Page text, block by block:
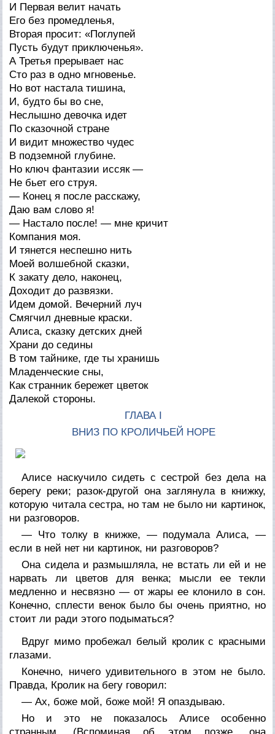
И Первая велит начать
Его без промедленья,
Вторая просит: «Поглупей
Пусть будут приключенья».
А Третья прерывает нас
Сто раз в одно мгновенье.
Но вот настала тишина,
И, будто бы во сне,
Неслышно девочка идет
По сказочной стране
И видит множество чудес
В подземной глубине.
Но ключ фантазии иссяк —
Не бьет его струя.
— Конец я после расскажу,
Даю вам слово я!
— Настало после! — мне кричит
Компания моя.
И тянется неспешно нить
Моей волшебной сказки,
К закату дело, наконец,
Доходит до развязки.
Идем домой. Вечерний луч
Смягчил дневные краски.
Алиса, сказку детских дней
Храни до седины
В том тайнике, где ты хранишь
Младенческие сны,
Как странник бережет цветок
Далекой стороны.
ГЛАВА I
ВНИЗ ПО КРОЛИЧЬЕЙ НОРЕ
Алисе наскучило сидеть с сестрой без дела на
берегу реки; разок-другой она заглянула в книжку,
которую читала сестра, но там не было ни картинок,
ни разговоров.
— Что толку в книжке, — подумала Алиса, —
если в ней нет ни картинок, ни разговоров?
Она сидела и размышляла, не встать ли ей и не
нарвать ли цветов для венка; мысли ее текли
медленно и несвязно — от жары ее клонило в сон.
Конечно, сплести венок было бы очень приятно, но
стоит ли ради этого подыматься?
Вдруг мимо пробежал белый кролик с красными
глазами.
Конечно, ничегоудивительного в этом не было.
Правда, Кролик на бегу говорил:
— Ах, боже мой, боже мой! Я опаздываю.
Но и это не показалось Алисе особенно